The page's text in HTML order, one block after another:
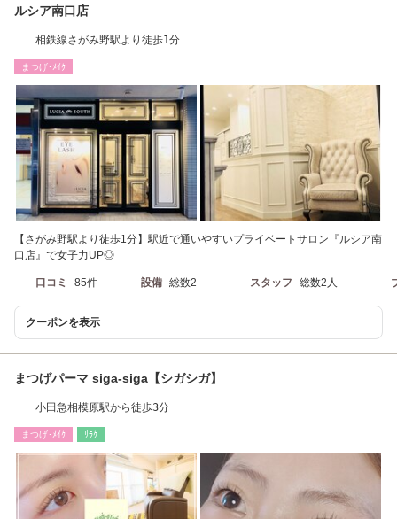
ルシア南口店
相鉄線さがみ野駅より徒歩1分
まつげ･ﾒｲｸ
【さがみ野駅より徒歩1分】駅近で通いやすいプライベートサロン『ルシア南
口店』で女子力UP◎
口コミ 85件 設備 総数2 スタッフ 総数2人
クーポンを表示
まつげパーマ siga-siga【シガシガ】
小田急相模原駅から徒歩3分
まつげ･ﾒｲｸ ﾘﾗｸ